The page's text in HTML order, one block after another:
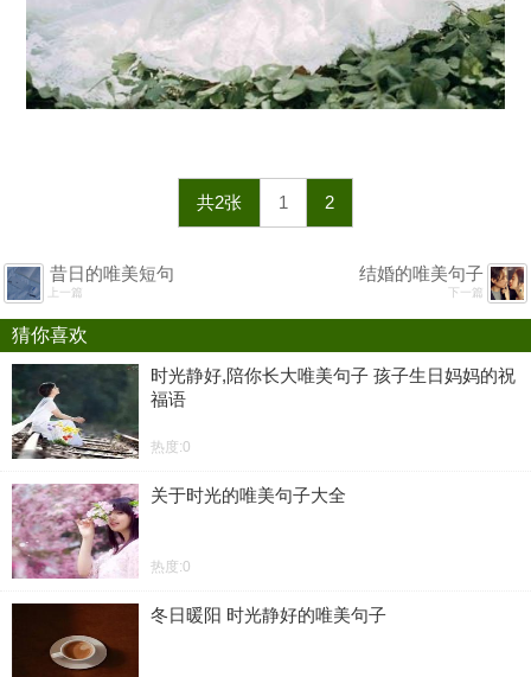
共2张 1 2
昔日的唯美短句
上一篇
结婚的唯美句子
下一篇
猜你喜欢
时光静好,陪你长大唯美句子 孩子生日妈妈的祝
福语
热度:0
关于时光的唯美句子大全
热度:0
冬日暖阳 时光静好的唯美句子